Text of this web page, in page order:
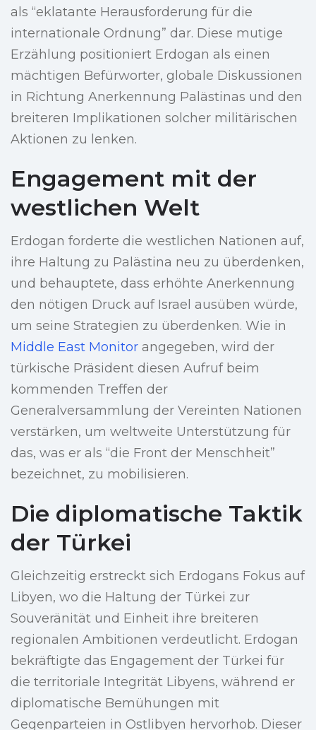
als “eklatante Herausforderung für die
internationale Ordnung” dar. Diese mutige
Erzählung positioniert Erdogan als einen
mächtigen Befürworter, globale Diskussionen
in Richtung Anerkennung Palästinas und den
breiteren Implikationen solcher militärischen
Aktionen zu lenken.
Engagement mit der
westlichen Welt
Erdogan forderte die westlichen Nationen auf,
ihre Haltung zu Palästina neu zu überdenken,
und behauptete, dass erhöhte Anerkennung
den nötigen Druck auf Israel ausüben würde,
um seine Strategien zu überdenken. Wie in
Middle East Monitor angegeben, wird der
türkische Präsident diesen Aufruf beim
kommenden Treffen der
Generalversammlung der Vereinten Nationen
verstärken, um weltweite Unterstützung für
das, was er als “die Front der Menschheit”
bezeichnet, zu mobilisieren.
Die diplomatische Taktik
der Türkei
Gleichzeitig erstreckt sich Erdogans Fokus auf
Libyen, wo die Haltung der Türkei zur
Souveränität und Einheit ihre breiteren
regionalen Ambitionen verdeutlicht. Erdogan
bekräftigte das Engagement der Türkei für
die territoriale Integrität Libyens, während er
diplomatische Bemühungen mit
Gegenparteien in Ostlibyen hervorhob. Dieser